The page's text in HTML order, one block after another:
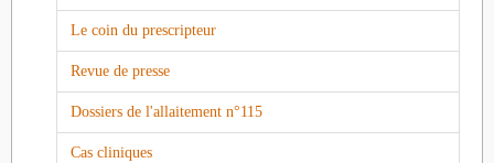
Le coin du prescripteur
Revue de presse
Dossiers de l'allaitement n°115
Cas cliniques